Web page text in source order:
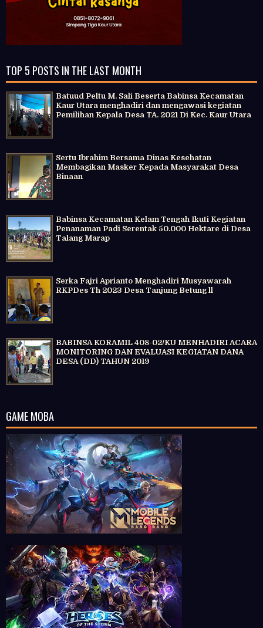
TOP 5 POSTS IN THE LAST MONTH
Batuud Peltu M. Sali Beserta Babinsa Kecamatan
Kaur Utara menghadiri dan mengawasi kegiatan
Pemilihan Kepala Desa TA. 2021 Di Kec. Kaur Utara
Sertu Ibrahim Bersama Dinas Kesehatan
Membagikan Masker Kepada Masyarakat Desa
Binaan
Babinsa Kecamatan Kelam Tengah Ikuti Kegiatan
Penanaman Padi Serentak 50.000 Hektare di Desa
Talang Marap
Serka Fajri Aprianto Menghadiri Musyawarah
RKPDes Th 2023 Desa Tanjung Betung ll
BABINSA KORAMIL 408-02/KU MENHADIRI ACARA
MONITORING DAN EVALUASI KEGIATAN DANA
DESA (DD) TAHUN 2019
GAME MOBA